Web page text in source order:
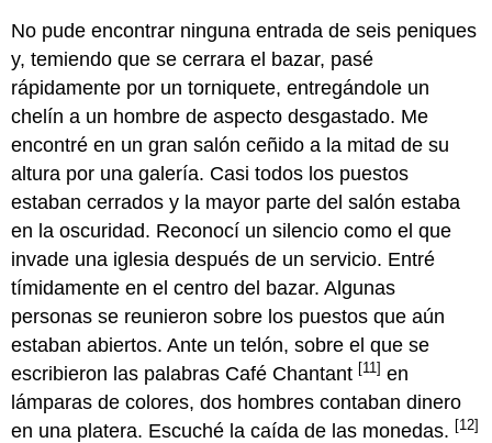
No pude encontrar ninguna entrada de seis peniques
y, temiendo que se cerrara el bazar, pasé
rápidamente por un torniquete, entregándole un
chelín a un hombre de aspecto desgastado. Me
encontré en un gran salón ceñido a la mitad de su
altura por una galería. Casi todos los puestos
estaban cerrados y la mayor parte del salón estaba
en la oscuridad. Reconocí un silencio como el que
invade una iglesia después de un servicio. Entré
tímidamente en el centro del bazar. Algunas
personas se reunieron sobre los puestos que aún
estaban abiertos. Ante un telón, sobre el que se
escribieron las palabras Café Chantant [11] en
lámparas de colores, dos hombres contaban dinero
en una platera. Escuché la caída de las monedas. [12]